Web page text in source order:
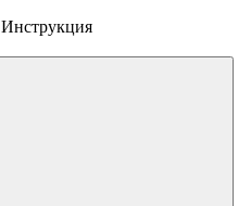
Инструкция